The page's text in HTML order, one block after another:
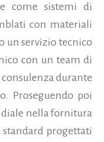
come sistemi di
con materiali
un servizio tecnico
con un team di
durante
Proseguendo poi
nella fornitura
progettati